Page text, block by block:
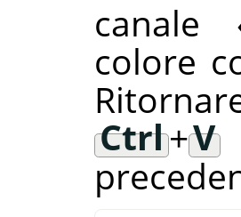
canale
colore
Ctrl+V